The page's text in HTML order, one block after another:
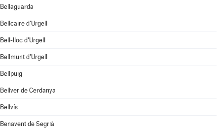
Bellaguarda
Bellcaire d'Urgell
Bell-lloc d'Urgell
Bellmunt d'Urgell
Bellpuig
Bellver de Cerdanya
Bellvís
Benavent de Segrià